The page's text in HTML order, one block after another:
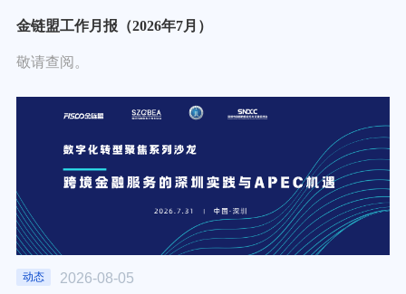
金链盟工作月报（2026年7月）
敬请查阅。
动态 2026-08-05